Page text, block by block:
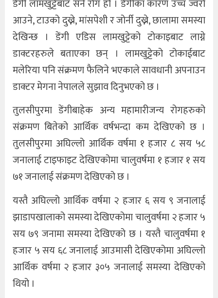
डेंगी लामखुट्टेबाट सर्ने रोग हो । डेंगीका कारण उच्च ज्वरो
आउने, टाउको दुख्ने, मांसपेशी र जोर्नी दुख्ने, छालामा समस्या
देखिन्छ । डेंगी एडिस लामखुट्टेको टोकाइबाट लाग्ने
डाक्टरहरुले बताएका छन् । लामखुट्टेको टोकाईबाट
मलेरिया पनि संक्रमण फैलिने भएकाले सावधानी अपनाउन
डाक्टर मेगना नेपालले सुझाव दिनुभएको छ ।
तुलसीपुरमा डेंगीबाहेक अन्य महामारीजन्य रोगहरुको
संक्रमण बितेको आर्थिक वर्षभन्दा कम देखिएको छ ।
तुलसीपुरमा अघिल्लो आर्थिक वर्षमा १ हजार ८ सय ५८
जनालाई टाइफाइट देखिएकोमा चालुवर्षमा १ हजार १ सय
७१ जनालाई संक्रमण देखिएको छ ।
यस्तै अघिल्लो आर्थिक वर्षमा २ हजार ६ सय ९ जनालाई
झाडापखालाको समस्या देखिएकोमा चालुवर्षमा २ हजार ५
सय ७९ जनामा समस्या देखिएको छ । यस्तै चालुवर्षमा १
हजार ५ सय ६८ जनालाई आउमासी देखिएकोमा अघिल्लो
आर्थिक वर्षमा २ हजार ३०५ जनालाई समस्या देखिएको
थियो ।